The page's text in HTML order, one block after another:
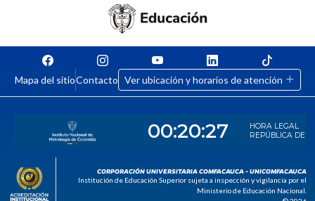
Mapa del sitioContacto Ver ubicación y horarios de atención
CORPORACIÓN UNIVERSITARIA COMFACAUCA - UNICOMFACAUCA
Institución de Educación Superior sujeta a inspección y vigilancia por el
Ministerio de Educación Nacional.